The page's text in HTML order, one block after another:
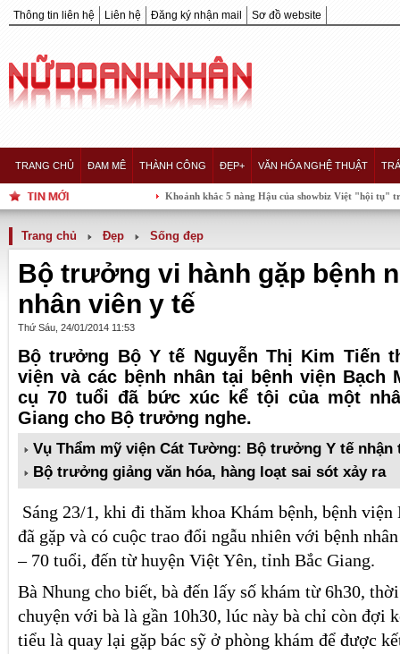
Thông tin liên hệ Liên hệ Đăng ký nhận mail Sơ đồ website
TRANG CHỦ ĐAM MÊ THÀNH CÔNG ĐẸP+ VĂN HÓA NGHỆ THUẬT
Khoảnh khắc 5 nàng Hậu của showbiz Việt "hội tụ" trong một
Trang chủ Đẹp Sống đẹp
Bộ trưởng vi hành gặp bệnh
nhân viên y tế
Thứ Sáu, 24/01/2014 11:53
Bộ trưởng Bộ Y tế Nguyễn Thị Kim Tiến
viện và các bệnh nhân tại bệnh viện Bạch
cụ 70 tuổi đã bức xúc kể tội của một
Giang cho Bộ trưởng nghe.
Vụ Thẩm mỹ viện Cát Tường: Bộ trưởng Y tế nhận
Bộ trưởng giảng văn hóa, hàng loạt sai sót xảy ra
Sáng 23/1, khi đi thăm khoa Khám bệnh, bệnh
đã gặp và có cuộc trao đổi ngẫu nhiên với bệnh
– 70 tuổi, đến từ huyện Việt Yên, tỉnh Bắc Giang.
Bà Nhung cho biết, bà đến lấy số khám từ 6h30,
chuyện với bà là gần 10h30, lúc này bà chỉ còn đợi
tiểu là quay lại gặp bác sỹ ở phòng khám để được